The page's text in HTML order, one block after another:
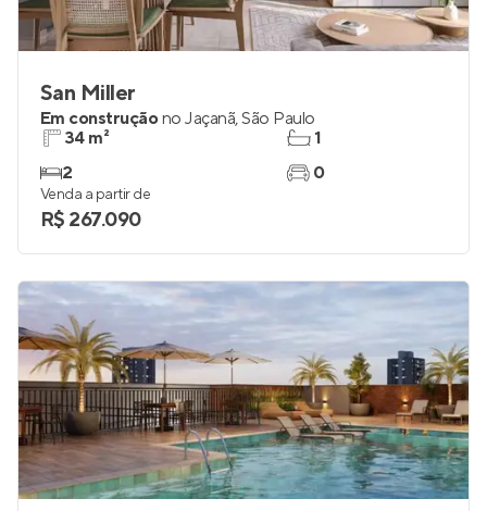
San Miller
Em construçãono Jaçanã,São Paulo
34 m²
2
1
0
Venda a partir de
R$ 267.090